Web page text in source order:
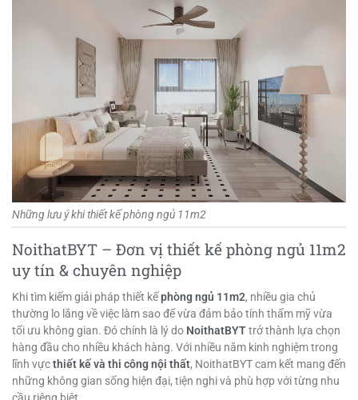
Những lưu ý khi thiết kế phòng ngủ 11m2
NoithatBYT – Đơn vị thiết kế phòng ngủ 11m2
uy tín & chuyên nghiệp
Khi tìm kiếm giải pháp thiết kếphòng ngủ 11m2, nhiều gia chủ
thường lo lắng về việc làm sao để vừa đảm bảo tính thẩm mỹ vừa
tối ưu không gian. Đó chính là lý do NoithatBYTtrở thành lựa chọn
hàng đầu cho nhiều khách hàng. Với nhiều năm kinh nghiệm trong
lĩnh vựcthiết kế và thi công nội thất, NoithatBYT cam kết mang đến
những không gian sống hiện đại, tiện nghi và phù hợp với từng nhu